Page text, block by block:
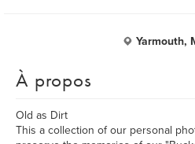
Yarmouth,
À propos
Old as Dirt
This a collection of our personal